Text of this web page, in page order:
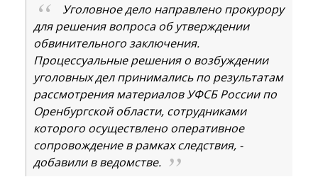
Уголовное дело направлено прокурору
для решения вопроса об утверждении
обвинительного заключения.
Процессуальные решения о возбуждении
уголовных дел принимались по результатам
рассмотрения материалов УФСБ России по
Оренбургской области, сотрудниками
которого осуществлено оперативное
сопровождение в рамках следствия, -
добавили в ведомстве.